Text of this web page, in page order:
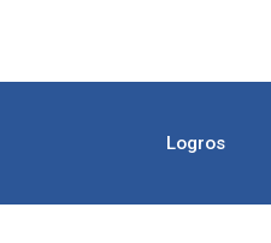
Logros